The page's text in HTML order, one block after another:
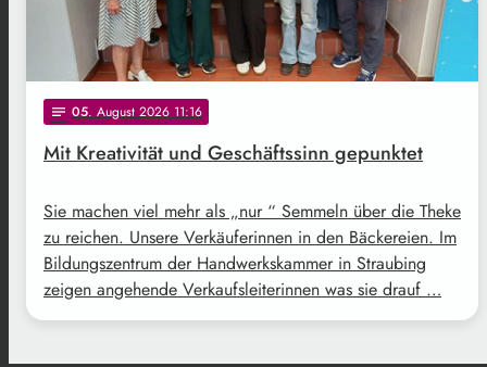
notes 05. August 2026 11:16
Mit Kreativität und Geschäftssinn gepunktet
Sie machen viel mehr als „nur “ Semmeln über die Theke
zu reichen. Unsere Verkäuferinnen in den Bäckereien. Im
Bildungszentrum der Handwerkskammer in Straubing
zeigen angehende Verkaufsleiterinnen was sie drauf …